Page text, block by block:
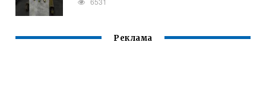
Реклама